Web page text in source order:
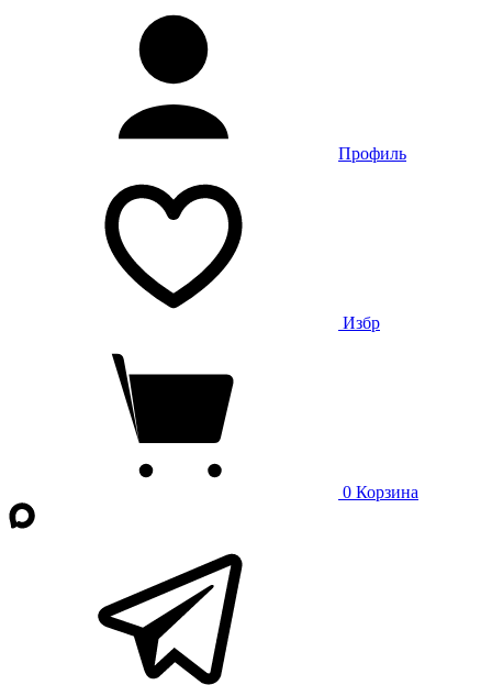
Профиль
Избр
0 Корзина